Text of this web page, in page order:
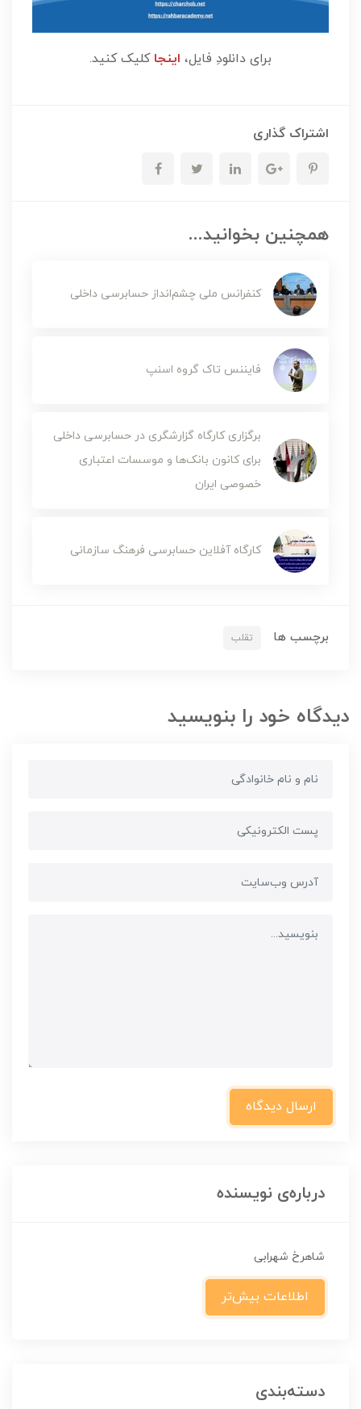
برای دانلودِ فایل، اینجاکلیک کنید.
اشتراک گذاری
همچنین بخوانید...
کنفرانس ملی چشم‌انداز حسابرسی داخلی
فایننس تاک گروه اسنپ
برگزاری کارگاه گزارشگری در حسابرسی داخلی
برای کانون بانک‌ها و موسسات اعتباری
خصوصی ایران
کارگاه آفلاین حسابرسی فرهنگ سازمانی
برچسب ها تقلب
دیدگاه خود را بنویسید
ارسال دیدگاه
درباره‌ی نویسنده
شاهرخ شهرابی
اطلاعات بیش‌تر
دسته‌بندی